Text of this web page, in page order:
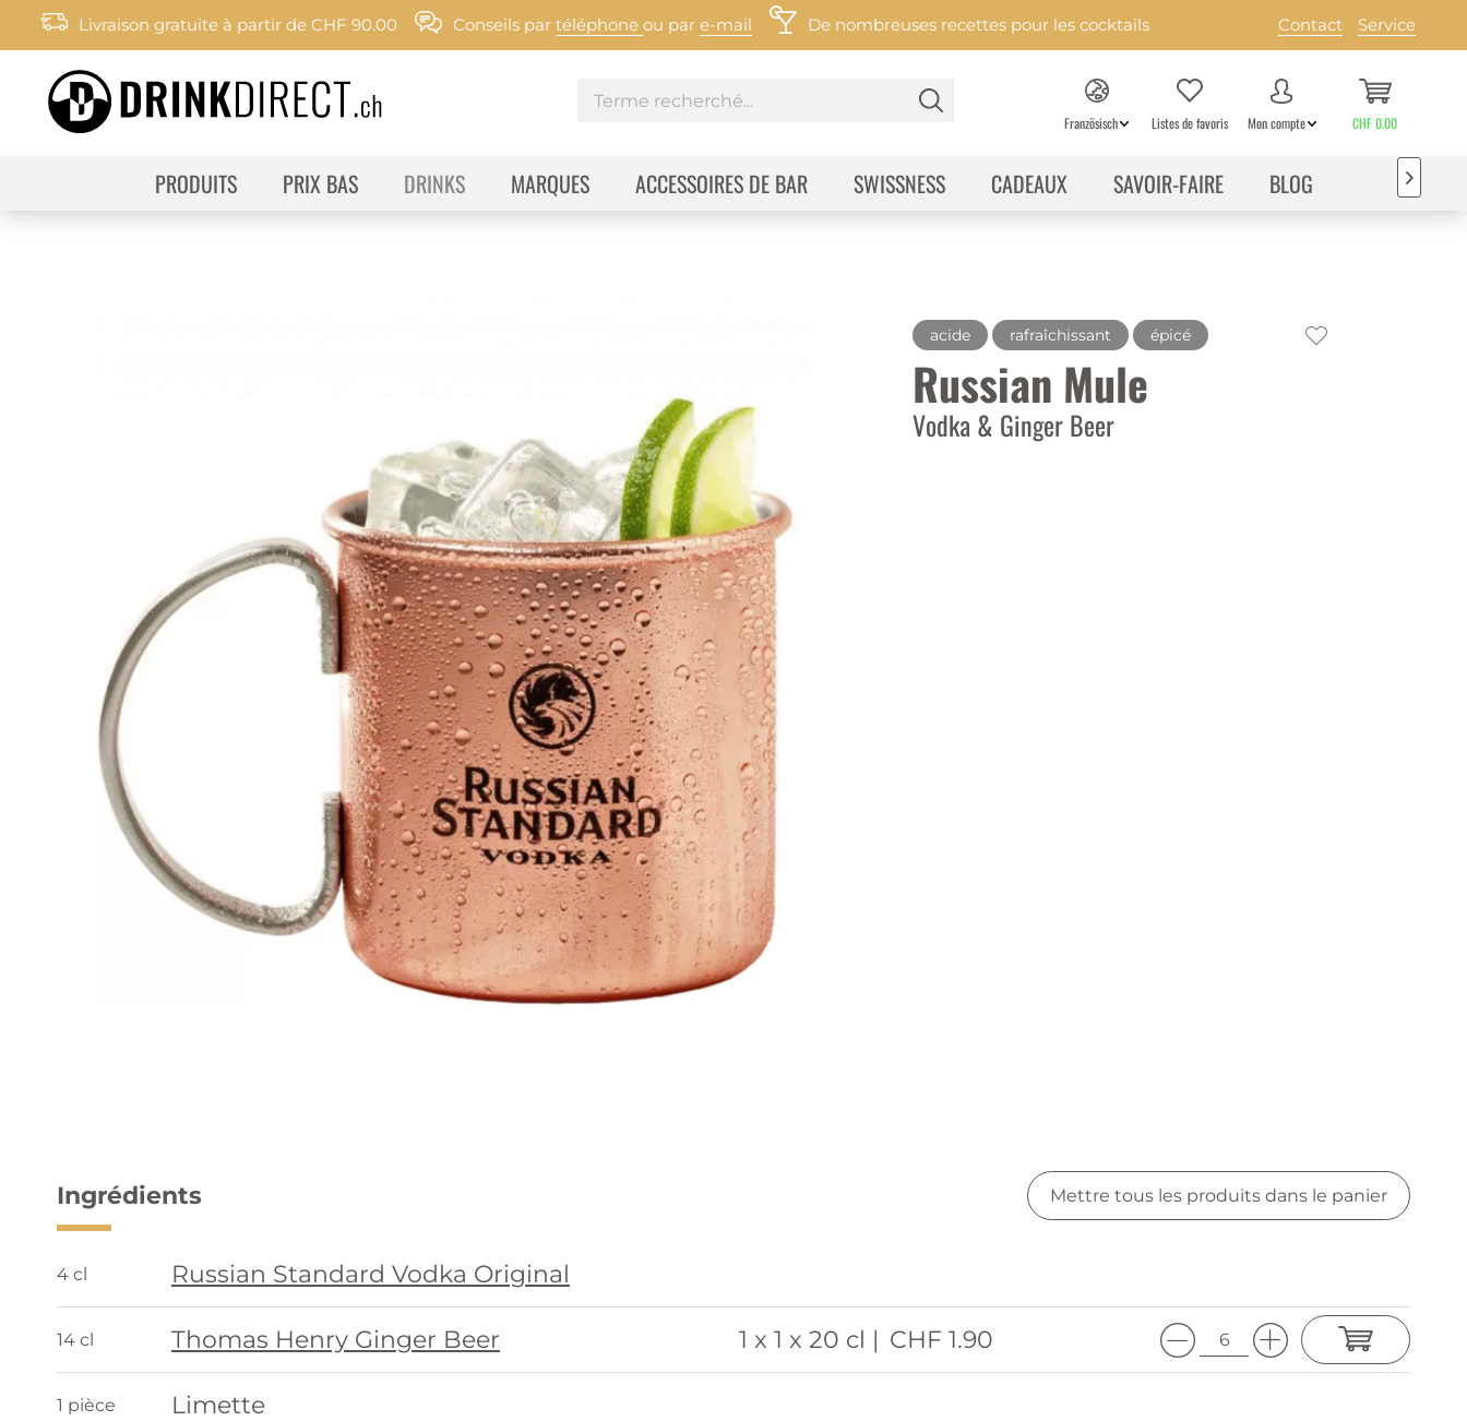
Livraison gratuite à partir de CHF 90.00 Conseils par téléphone ou par e-mail De nombreuses recettes pour les cocktails Contact Service
Französisch Listes de favoris Mon compte CHF 0.00
PRODUITS PRIX BAS DRINKS MARQUES ACCESSOIRES DE BAR SWISSNESS CADEAUX SAVOIR-FAIRE BLOG 
acide rafraîchissant épicé
Russian Mule
Vodka & Ginger Beer
Ingrédients Mettre tous les produits dans le panier
4 cl Russian Standard Vodka Original
14 cl Thomas Henry Ginger Beer 1 x 1 x 20 cl | CHF 1.90
1 pièce Limette